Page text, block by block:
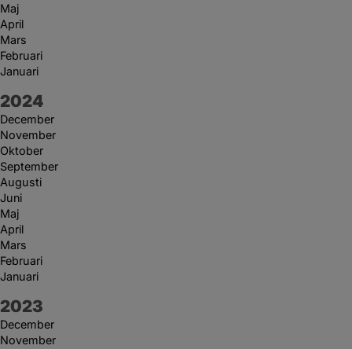
Maj
April
Mars
Februari
Januari
År:
2024
December
November
Oktober
September
Augusti
Juni
Maj
April
Mars
Februari
Januari
År:
2023
December
November